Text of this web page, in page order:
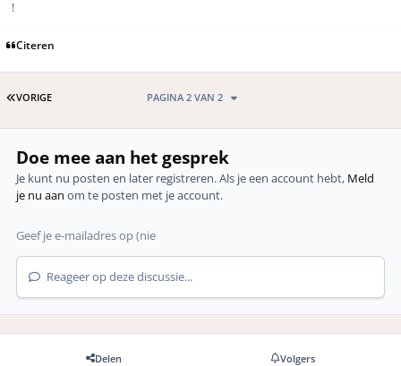
!
Citeren
EERSTE PAGINA
VORIGE PAGINA 2 VAN 2
Doe mee aan het gesprek
Je kunt nu posten en later registreren. Als je een account hebt, Meld
je nu aan om te posten met je account.
Reageer op deze discussie...
Delen Volgers